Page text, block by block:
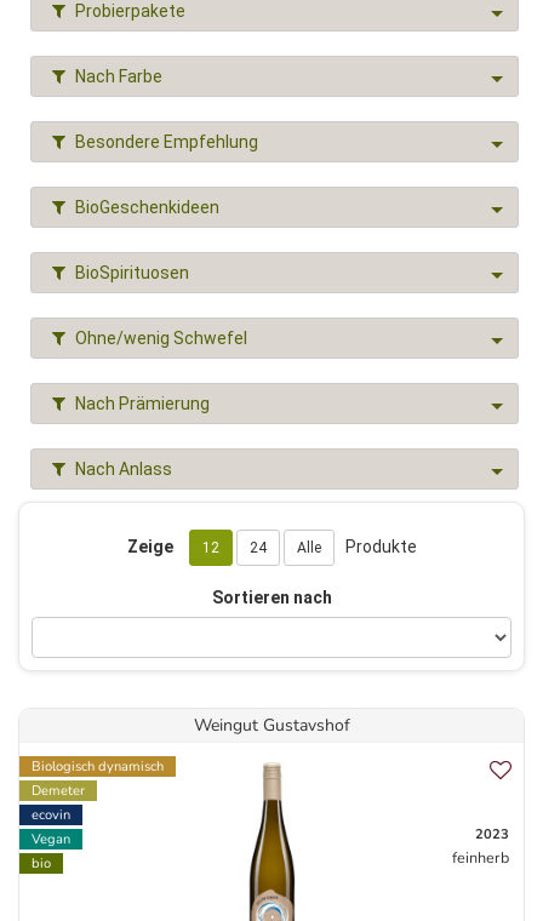
Probierpakete
Nach Farbe
Besondere Empfehlung
BioGeschenkideen
BioSpirituosen
Ohne/wenig Schwefel
Nach Prämierung
Nach Anlass
Zeige 12 24 Alle Produkte
Sortieren nach
Weingut Gustavshof
Biologisch dynamisch
Demeter
ecovin
Vegan
bio
2023
feinherb